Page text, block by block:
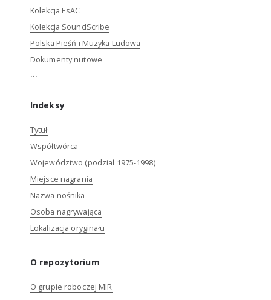
Kolekcja EsAC
Kolekcja SoundScribe
Polska Pieśń i Muzyka Ludowa
Dokumenty nutowe
...
Indeksy
Tytuł
Współtwórca
Województwo (podział 1975-1998)
Miejsce nagrania
Nazwa nośnika
Osoba nagrywająca
Lokalizacja oryginału
O repozytorium
O grupie roboczej MIR